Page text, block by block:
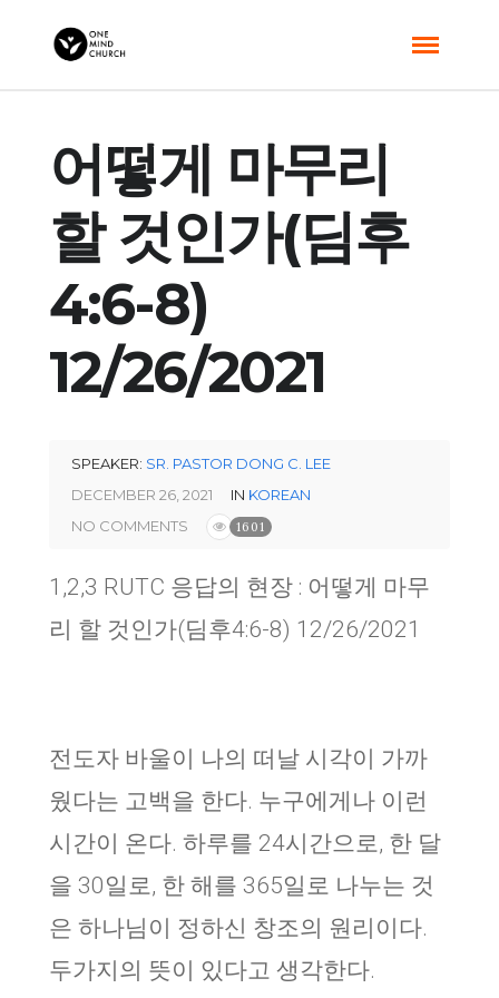
어떻게 마무리
할 것인가(딤후
4:6-8)
12/26/2021
SPEAKER: SR. PASTOR DONG C. LEE
DECEMBER 26, 2021
IN KOREAN
NO COMMENTS
1601
1,2,3 RUTC 응답의 현장 : 어떻게 마무
리 할 것인가(딤후4:6-8) 12/26/2021
전도자 바울이 나의 떠날 시각이 가까
웠다는 고백을 한다. 누구에게나 이런
시간이 온다. 하루를 24시간으로, 한 달
을 30일로, 한 해를 365일로 나누는 것
은 하나님이 정하신 창조의 원리이다.
두가지의 뜻이 있다고 생각한다.